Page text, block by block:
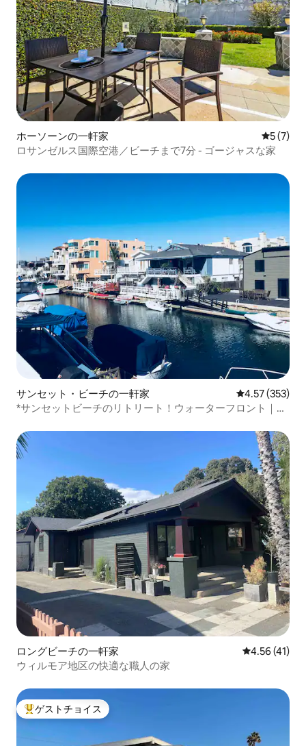
ホーソーンの一軒家 レビュー
5 (7)
ロサンゼルス国際空港／ビーチまで7分 - ゴージャスな家
サンセット・ビーチの一軒家 レビュー353
4.57 (353)
*サンセットビーチのリトリート！ウォーターフロント｜デ
ロングビーチの一軒家 レビュー41
4.56 (41)
ウィルモア地区の快適な職人の家
大好評のゲストチョイスです。
ゲストチョイス